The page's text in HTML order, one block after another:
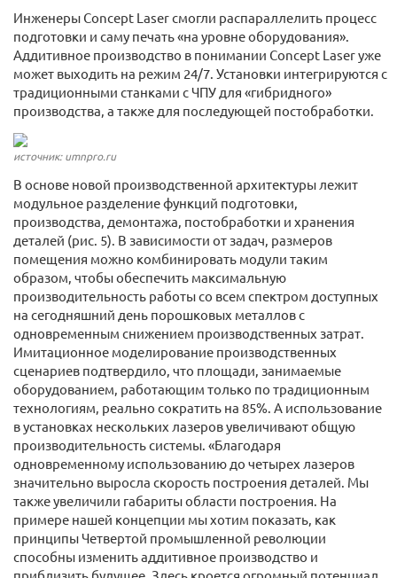
Инженеры Concept Laser смогли распараллелить процесс
подготовки и саму печать «на уровне оборудования».
Аддитивное производство в понимании Concept Laser уже
может выходить на режим 24/7. Установки интегрируются с
традиционными станками с ЧПУ для «гибридного»
производства, а также для последующей постобработки.
источник: umnpro.ru
В основе новой производственной архитектуры лежит
модульное разделение функций подготовки,
производства, демонтажа, постобработки и хранения
деталей (рис. 5). В зависимости от задач, размеров
помещения можно комбинировать модули таким
образом, чтобы обеспечить максимальную
производительность работы со всем спектром доступных
на сегодняшний день порошковых металлов с
одновременным снижением производственных затрат.
Имитационное моделирование производственных
сценариев подтвердило, что площади, занимаемые
оборудованием, работающим только по традиционным
технологиям, реально сократить на 85%. А использование
в установках нескольких лазеров увеличивают общую
производительность системы. «Благодаря
одновременному использованию до четырех лазеров
значительно выросла скорость построения деталей. Мы
также увеличили габариты области построения. На
примере нашей концепции мы хотим показать, как
принципы Четвертой промышленной революции
способны изменить аддитивное производство и